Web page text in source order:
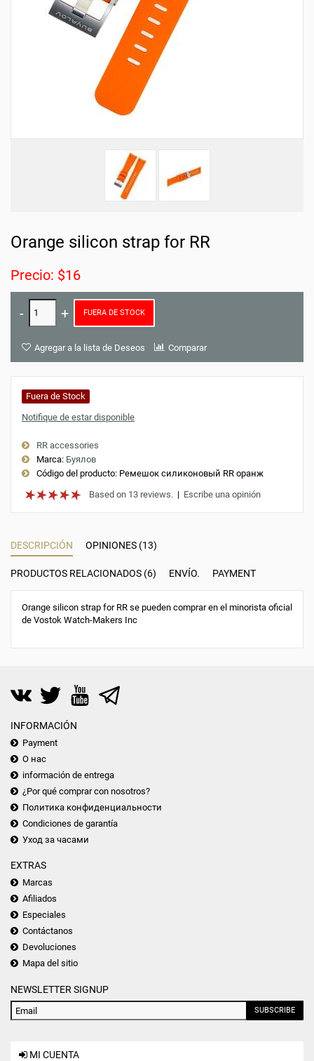
Orange silicon strap for RR
Precio: $16
FUERA DE STOCK
Agregar a la lista de Deseos Comparar
Fuera de Stock
Notifique de estar disponible
RR accessories
Marca: Буялов
Código del producto: Ремешок силиконовый RR оранж
Based on 13 reviews. | Escribe una opinión
DESCRIPCIÓN OPINIONES (13)
PRODUCTOS RELACIONADOS (6) ENVÍO. PAYMENT
Orange silicon strap for RR se pueden comprar en el minorista oficial
de Vostok Watch-Makers Inc
INFORMACIÓN
Payment
О нас
información de entrega
¿Por qué comprar con nosotros?
Политика конфиденциальности
Condiciones de garantía
Уход за часами
EXTRAS
Marcas
Afiliados
Especiales
Contáctanos
Devoluciones
Mapa del sitio
NEWSLETTER SIGNUP
SUBSCRIBE
MI CUENTA